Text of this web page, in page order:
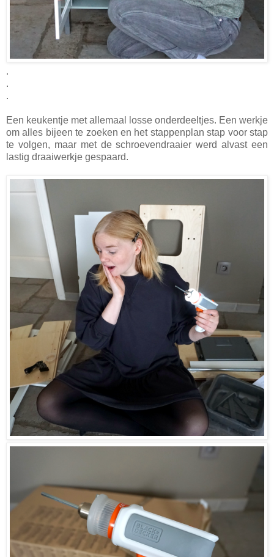
.
.
.
Een keukentje met allemaal losse onderdeeltjes. Een werkje
om alles bijeen te zoeken en het stappenplan stap voor stap
te volgen, maar met de schroevendraaier werd alvast een
lastig draaiwerkje gespaard.